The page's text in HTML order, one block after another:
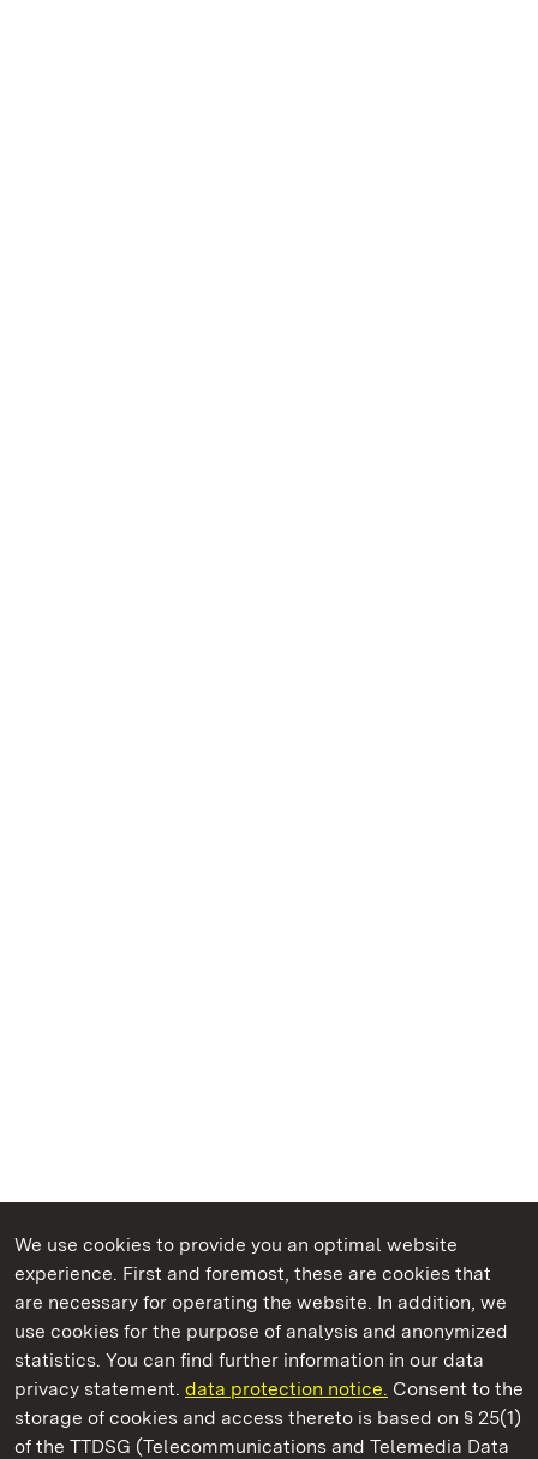
We use cookies to provide you an optimal website
experience. First and foremost, these are cookies that
are necessary for operating the website. In addition, we
use cookies for the purpose of analysis and anonymized
statistics. You can find further information in our data
privacy statement. data protection notice. Consent to the
storage of cookies and access thereto is based on § 25(1)
of the TTDSG (Telecommunications and Telemedia Data
State Palaces and Gardens of Baden-Wuerttemberg